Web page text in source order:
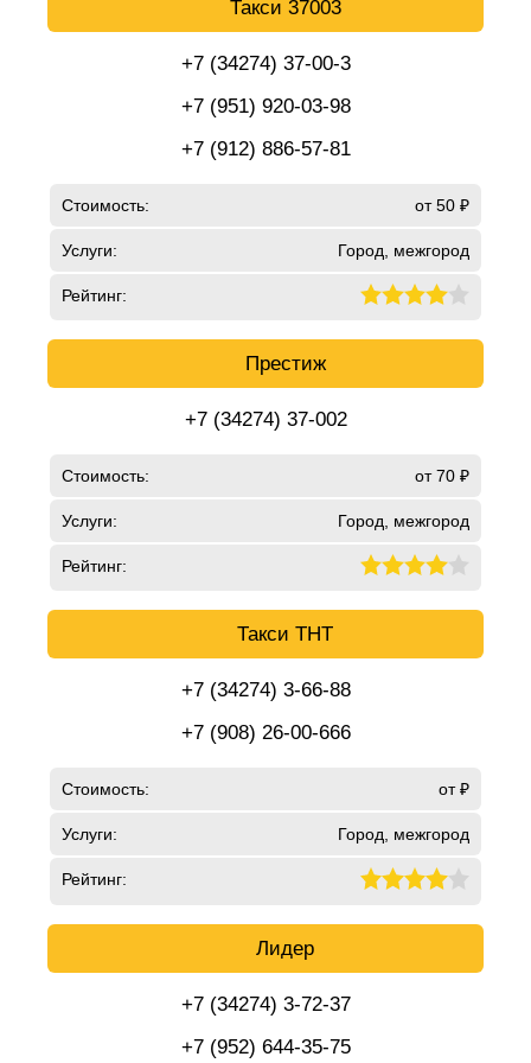
Такси 37003
+7 (34274) 37-00-3
+7 (951) 920-03-98
+7 (912) 886-57-81
Стоимость: от 50 ₽
Услуги: Город, межгород
Рейтинг:
Престиж
+7 (34274) 37-002
Стоимость: от 70 ₽
Услуги: Город, межгород
Рейтинг:
Такси ТНТ
+7 (34274) 3-66-88
+7 (908) 26-00-666
Стоимость: от ₽
Услуги: Город, межгород
Рейтинг:
Лидер
+7 (34274) 3-72-37
+7 (952) 644-35-75